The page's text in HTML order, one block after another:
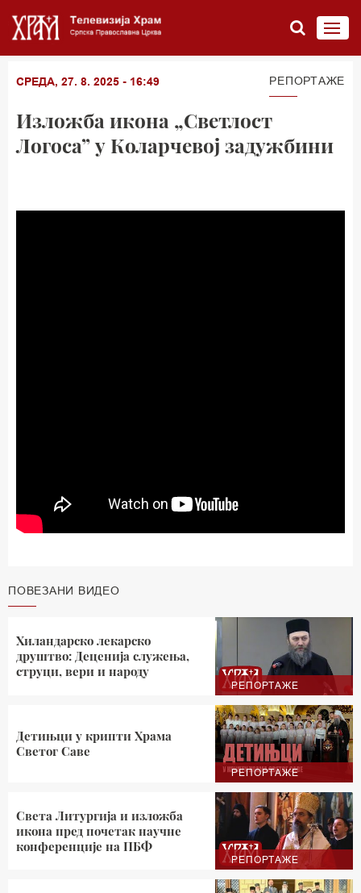
СРЕДА, 27. 8. 2025 - 16:49 РЕПОРТАЖЕ
Изложба икона „Светлост
Логоса” у Коларчевој задужбини
ПОВЕЗАНИ ВИДЕО
РЕПОРТАЖЕ
Хиландарско лекарско
друштво: Деценија служења,
струци, вери и народу
РЕПОРТАЖЕ
Детињци у крипти Храма
Светог Саве
РЕПОРТАЖЕ
Света Литургија и изложба
икона пред почетак научне
конференције на ПБФ